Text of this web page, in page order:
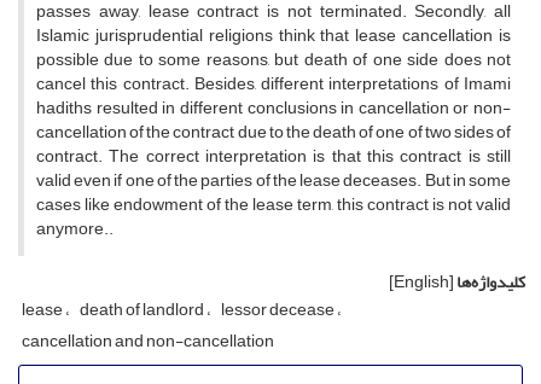
passes away, lease contract is not terminated. Secondly, all
Islamic jurisprudential religions think that lease cancellation is
possible due to some reasons, but death of one side does not
cancel this contract. Besides, different interpretations of Imami
hadiths resulted in different conclusions in cancellation or non-
cancellation of the contract due to the death of one of two sides of
contract. The correct interpretation is that this contract is still
valid even if one of the parties of the lease deceases. But in some
cases like endowment of the lease term, this contract is not valid
anymore..
کلیدواژه‌ها[English]
lease death of landlord lessor decease
cancellation and non-cancellation